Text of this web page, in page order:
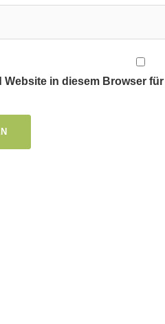
Website in diesem Browser